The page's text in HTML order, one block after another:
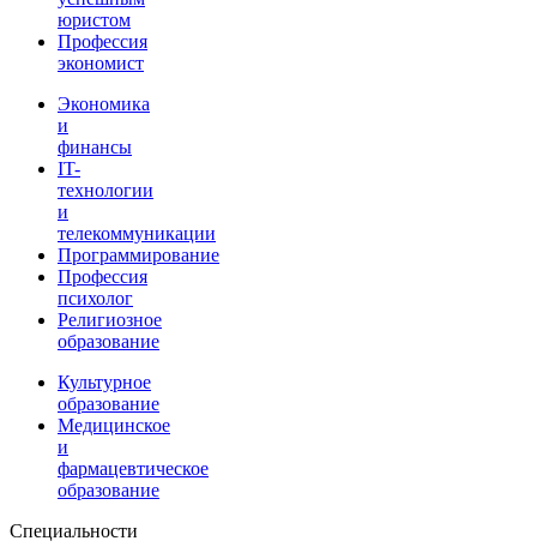
юристом
Профессия
экономист
Экономика
и
финансы
IT-
технологии
и
телекоммуникации
Программирование
Профессия
психолог
Религиозное
образование
Культурное
образование
Медицинское
и
фармацевтическое
образование
Специальности